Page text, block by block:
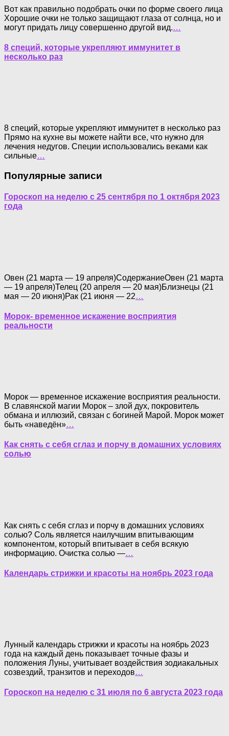
Вот как правильно подобрать очки по форме своего лица
Хорошие очки не только защищают глаза от солнца, но и
могут придать лицу совершенно другой вид.…
8 специй, которые укрепляют иммунитет в
несколько раз
8 специй, которые укрепляют иммунитет в несколько раз
Прямо на кухне вы можете найти все, что нужно для
лечения недугов. Специи использовались веками как
сильные…
Популярные записи
Гороскоп на неделю с 25 сентября по 1 октября 2023
года
Овен (21 марта — 19 апреля)СодержаниеОвен (21 марта
— 19 апреля)Телец (20 апреля — 20 мая)Близнецы (21
мая — 20 июня)Рак (21 июня — 22…
Морок- временное искажение восприятия
реальности
Морок — временное искажение восприятия реальности.
В славянской магии Морок – злой дух, покровитель
обмана и иллюзий, связан с богиней Марой. Морок может
быть «наведён»…
Как снять с себя сглаз и порчу в домашних условиях
солью
Как снять с себя сглаз и порчу в домашних условиях
солью? Соль является наилучшим впитывающим
компонентом, который впитывает в себя всякую
информацию. Очистка солью —…
Календарь стрижки и красоты на ноябрь 2023 года
Лунный календарь стрижки и красоты на ноябрь 2023
года на каждый день показывает точные фазы и
положения Луны, учитывает воздействия зодиакальных
созвездий, транзитов и переходов…
Гороскоп на неделю с 31 июля по 6 августа 2023 года